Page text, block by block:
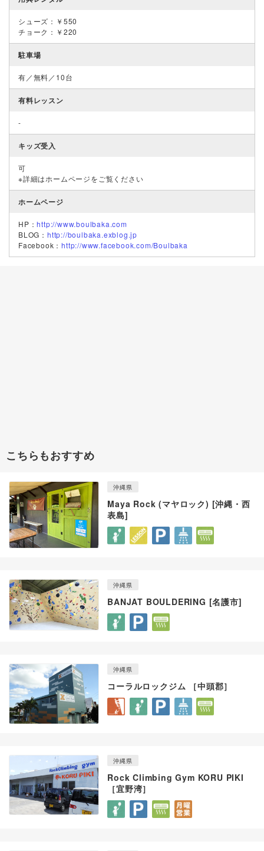
シューズ：￥550
チョーク：￥220
駐車場
有／無料／10台
有料レッスン
-
キッズ受入
可
※詳細はホームページをご覧ください
ホームページ
HP：http://www.boulbaka.com
BLOG： http://boulbaka.exblog.jp
Facebook：http://www.facebook.com/Boulbaka
こちらもおすすめ
沖縄県
Maya Rock (マヤロック) [沖縄・西
表島]
沖縄県
BANJAT BOULDERING [名護市]
沖縄県
コーラルロックジム ［中頭郡］
沖縄県
Rock Climbing Gym KORU PIKI
［宜野湾］